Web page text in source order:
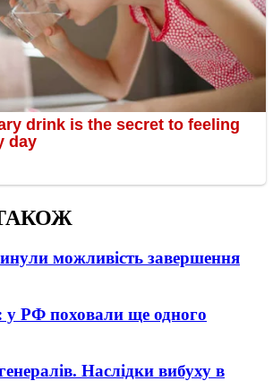
можливість завершення
у РФ поховали ще одного
Наслідки вибуху в